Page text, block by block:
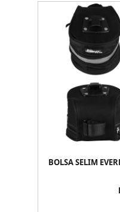
BOLSA SELIM